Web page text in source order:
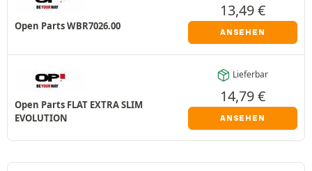
Open Parts WBR7026.00
13,49€
ANSEHEN
Open Parts FLAT EXTRA SLIM
EVOLUTION
Lieferbar
14,79€
ANSEHEN